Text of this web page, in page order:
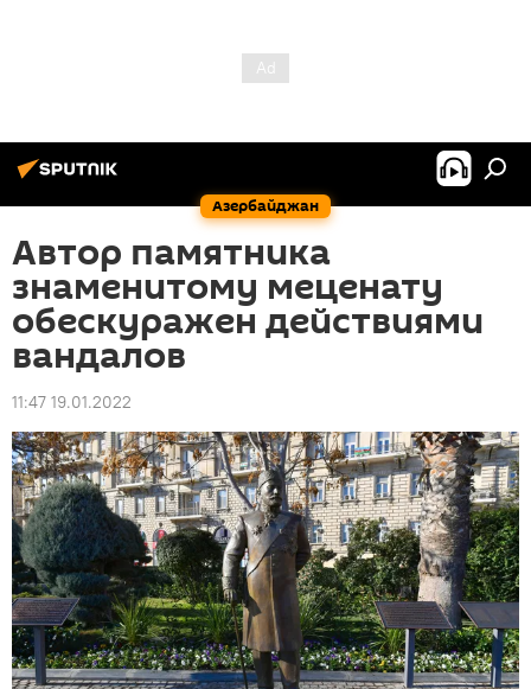
Азербайджан
Автор памятника
знаменитому меценату
обескуражен действиями
вандалов
11:47 19.01.2022